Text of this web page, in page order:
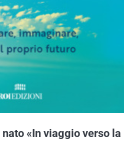
nato «In viaggio verso la